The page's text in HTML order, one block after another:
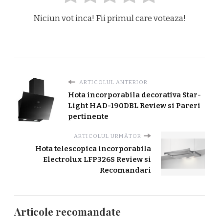
Niciun vot inca! Fii primul care voteaza!
ARTICOLUL ANTERIOR
Hota incorporabila decorativa Star-
Light HAD-190DBL Review si Pareri
pertinente
ARTICOLUL URMĂTOR
Hota telescopica incorporabila
Electrolux LFP326S Review si
Recomandari
Articole recomandate